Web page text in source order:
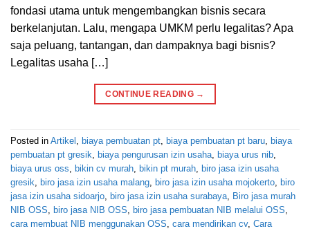
fondasi utama untuk mengembangkan bisnis secara
berkelanjutan. Lalu, mengapa UMKM perlu legalitas? Apa
saja peluang, tantangan, dan dampaknya bagi bisnis?
Legalitas usaha […]
CONTINUE READING →
Posted in Artikel biaya pembuatan pt biaya pembuatan pt baru
biaya
pembuatan pt gresik
biaya pengurusan izin usaha biaya urus nib
biaya urus oss
bikin cv murah bikin pt murah
biro jasa izin usaha
gresik
biro jasa izin usaha malang biro jasa izin usaha mojokerto
biro
jasa izin usaha sidoarjo
biro jasa izin usaha surabaya
Biro jasa murah
NIB OSS
biro jasa NIB OSS biro jasa pembuatan NIB melalui OSS
cara membuat NIB menggunakan OSS cara mendirikan cv, Cara